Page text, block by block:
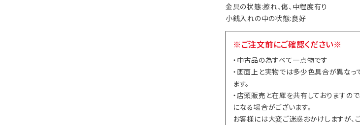
金具の状態:擦れ、傷、中程度有り
小銭入れの中の状態:良好
※ご注文前にご確認ください※
・中古品の為すべて一点物です
・画面上と実物では多少色具合が異なっ
ます。
・店頭販売と在庫を共有しておりますの
になる場合がございます。
お客様には大変ご迷惑おかけしますが、